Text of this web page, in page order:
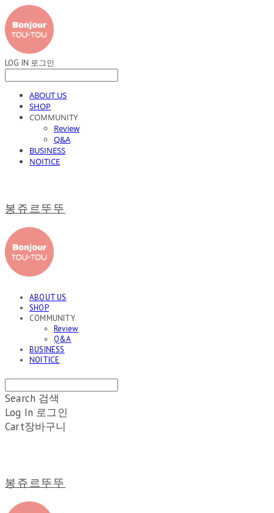
LOG IN 로그인
ABOUT US
SHOP
COMMUNITY
Review
Q&A
BUSINESS
NOITICE
봉쥬르뚜뚜
ABOUT US
SHOP
COMMUNITY
Review
Q&A
BUSINESS
NOITICE
Search 검색
Log In 로그인
Cart장바구니
봉쥬르뚜뚜